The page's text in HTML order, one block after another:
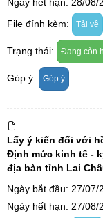
File đính kèm:
Tải về
Trạng thái: Đang còn
Góp ý: Góp ý
Lấy ý kiến đối với
Định mức kinh tế -
địa bàn tỉnh Lai
Ngày bắt đầu: 27/07/
Ngày hết hạn: 27/08/